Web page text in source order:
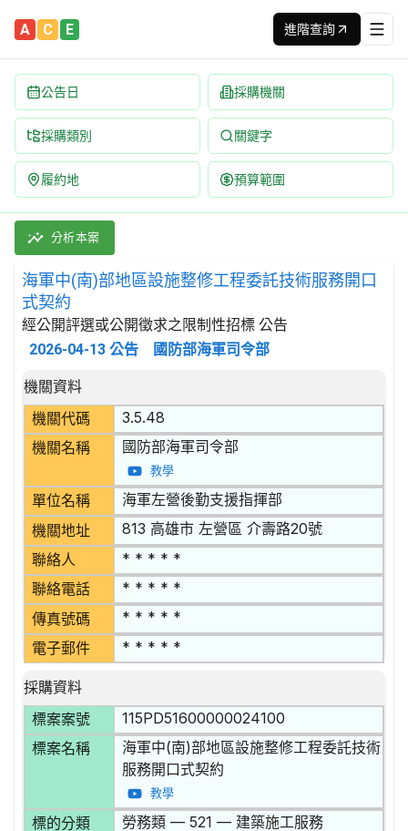
A C E 進階查詢
公告日 採購機關
採購類別 關鍵字
履約地 預算範圍
海軍中(南)部地區設施整修工程委託技術服務開口式契約
採購類別：勞務類 建築施工服務 | 招標方式：經公開評選
分析本案
海軍中(南)部地區設施整修工程委託技術服務開口
式契約
經公開評選或公開徵求之限制性招標 公告
2026-04-13 公告 國防部海軍司令部
招標公告詳細內容
機關資料
機關代碼
3.5.48
機關名稱 國防部海軍司令部
教學
單位名稱 海軍左營後勤支援指揮部
機關地址 813 高雄市 左營區 介壽路20號
聯絡人 * * * * *
聯絡電話 * * * * *
傳真號碼 * * * * *
電子郵件 * * * * *
採購資料
標案案號
115PD51600000024100
標案名稱
海軍中(南)部地區設施整修工程委託技術
服務開口式契約
教學
標的分類 勞務類 — 521 — 建築施工服務